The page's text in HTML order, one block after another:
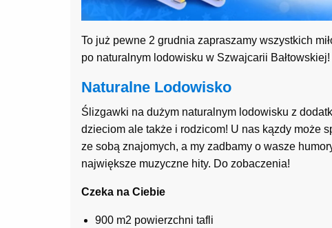
To już pewne 2 grudnia zapraszamy wszystkich
po naturalnym lodowisku w Szwajcarii
Naturalne Lodowisko
Ślizgawki na dużym naturalnym lodowisku z
dzieciom ale także i rodzicom! U nas kązdy może
ze sobą znajomych, a my zadbamy o wasze
największe muzyczne hity. Do zobaczenia!
Czeka na Ciebie
900 m2 powierzchni tafli